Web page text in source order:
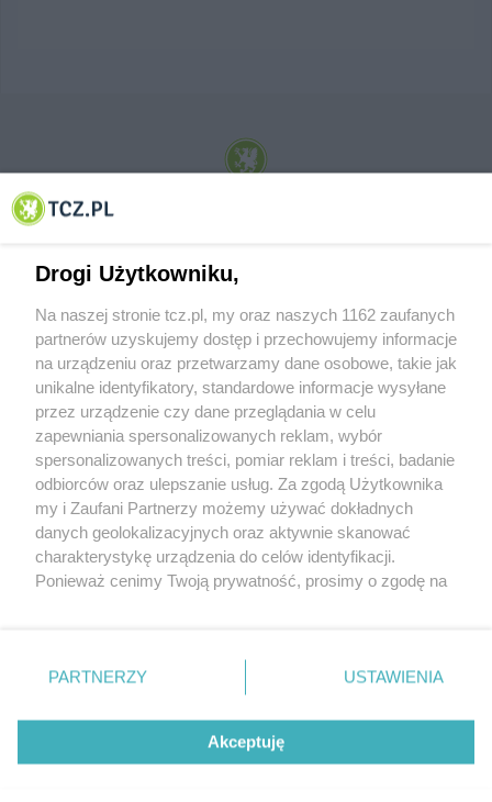
© 2001-2026 Tczew - TCZ.PL Sp. z o.o. Internetowy Serwis Informacyjny Miasta
O FIRMIE POLITYKA PRYWATNOŚCI HOSTING
REKLAMA WSPÓŁPRACA RSS FACEBOOK KONTAKT
Nasze serwisy
Aktualności
Tcz24
Historia miasta
Muzyka i kultura
Archiwum wydarzeń
Zdjęcia miasta
Drogi Użytkowniku,
Na naszej stronie tcz.pl, my oraz naszych 1162 zaufanych
partnerów uzyskujemy dostęp i przechowujemy informacje
na urządzeniu oraz przetwarzamy dane osobowe, takie jak
unikalne identyfikatory, standardowe informacje wysyłane
przez urządzenie czy dane przeglądania w celu
zapewniania spersonalizowanych reklam, wybór
spersonalizowanych treści, pomiar reklam i treści, badanie
odbiorców oraz ulepszanie usług. Za zgodą Użytkownika
my i Zaufani Partnerzy możemy używać dokładnych
danych geolokalizacyjnych oraz aktywnie skanować
charakterystykę urządzenia do celów identyfikacji.
Ponieważ cenimy Twoją prywatność, prosimy o zgodę na
znajdujący się w lewym dolnym rogu strony
. Niektóre
przetwarzaniu. Preferencje będą miały zastosowania tylko
PARTNERZY USTAWIENIA
Akceptuję